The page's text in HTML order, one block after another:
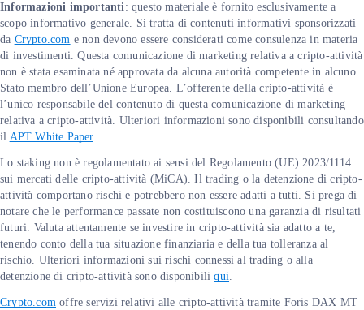
Informazioni importanti: questo materiale è fornito esclusivamente a
scopo informativo generale. Si tratta di contenuti informativi sponsorizzati
da Crypto.com e non devono essere considerati come consulenza in materia
di investimenti. Questa comunicazione di marketing relativa a cripto-attività
non è stata esaminata né approvata da alcuna autorità competente in alcuno
Stato membro dell’Unione Europea. L’offerente della cripto-attività è
l’unico responsabile del contenuto di questa comunicazione di marketing
relativa a cripto-attività. Ulteriori informazioni sono disponibili consultando
il APT White Paper.
Lo staking non è regolamentato ai sensi del Regolamento (UE) 2023/1114
sui mercati delle cripto-attività (MiCA). Il trading o la detenzione di cripto-
attività comportano rischi e potrebbero non essere adatti a tutti. Si prega di
notare che le performance passate non costituiscono una garanzia di risultati
futuri. Valuta attentamente se investire in cripto-attività sia adatto a te,
tenendo conto della tua situazione finanziaria e della tua tolleranza al
rischio. Ulteriori informazioni sui rischi connessi al trading o alla
detenzione di cripto-attività sono disponibiliqui.
Crypto.com offre servizi relativi alle cripto-attività tramite Foris DAX MT